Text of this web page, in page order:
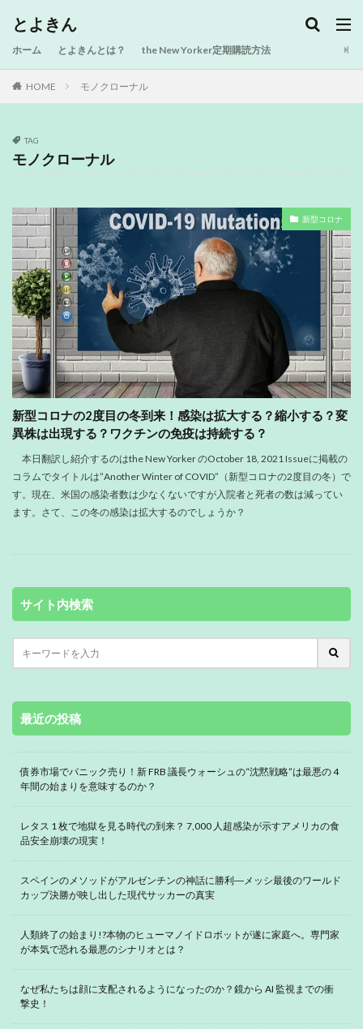
とよきん
ホーム とよきんとは？ the New Yorker定期購読方法
HOME モノクローナル
TAG
モノクローナル
新型コロナ
新型コロナの2度目の冬到来！感染は拡大する？縮小する？変
異株は出現する？ワクチンの免疫は持続する？
本日翻訳し紹介するのはthe New Yorker のOctober 18, 2021 Issueに掲載の
コラムでタイトルは”Another Winter of COVID”（新型コロナの2度目の冬）で
す。現在、米国の感染者数は少なくないですが入院者と死者の数は減ってい
ます。さて、この冬の感染は拡大するのでしょうか？
サイト内検索
最近の投稿
債券市場でパニック売り！新 FRB 議長ウォーシュの“沈黙戦略”は最悪の 4
年間の始まりを意味するのか？
レタス 1 枚で地獄を見る時代の到来？ 7,000 人超感染が示すアメリカの食
品安全崩壊の現実！
スペインのメソッドがアルゼンチンの神話に勝利―メッシ最後のワールド
カップ決勝が映し出した現代サッカーの真実
人類終了の始まり!?本物のヒューマノイドロボットが遂に家庭へ。専門家
が本気で恐れる最悪のシナリオとは？
なぜ私たちは顔に支配されるようになったのか？鏡から AI 監視までの衝
撃史！